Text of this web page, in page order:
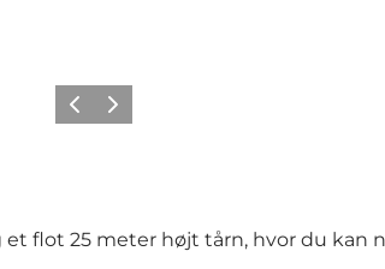
ForrigeNæste
et flot 25 meter højt tårn, hvor du kan